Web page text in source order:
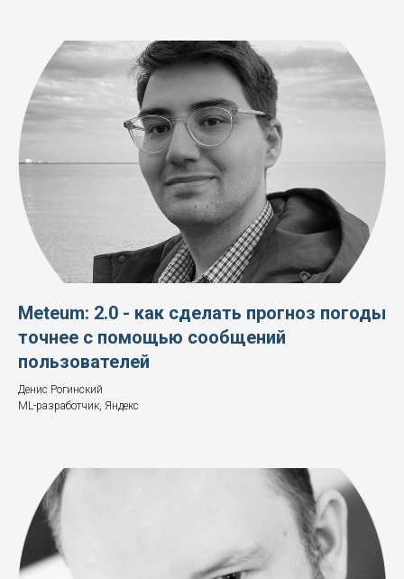
Meteum: 2.0 - как сделать прогноз погоды
точнее с помощью сообщений
пользователей
Денис Рогинский
ML-разработчик, Яндекс